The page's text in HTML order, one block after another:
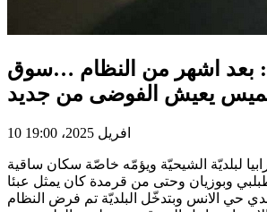
اشهر من النظام …سوق
يعيش الفوضى من جديد
10 افريل 2025، 19:00
لبلديّة الشيحيّة ويؤمّه خاصّة سكان ساقية
وبوزيان وحتى من قرمدة كان يمثل عبئا
حي الانس وبتدخّل البلديّة تم فرض النظام